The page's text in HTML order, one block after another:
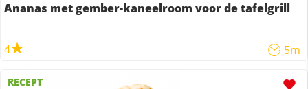
Ananas met gember-kaneelroom voor de tafelgrill
4 5m
RECEPT